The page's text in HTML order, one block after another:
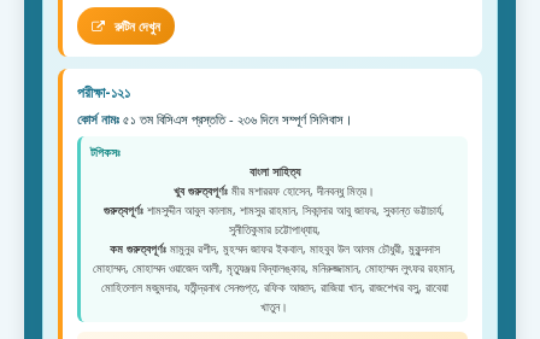
রুটিন দেখুন
পরীক্ষা-১২১
কোর্স নামঃ ৫১ তম বিসিএস প্রস্ততি - ২৩৬ দিনে সম্পূর্ণ সিলিবাস।
টপিকসঃ
বাংলা সাহিত্য
খুব গুরুত্বপূর্ণঃ মীর মশাররফ হোসেন, দীনবন্ধু মিত্র।
গুরুত্বপূর্ণঃ শামসুদ্দীন আবুল কালাম, শামসুর রাহমান, সিকান্দার আবু জাফর, সুকান্ত ভট্টাচার্য,
সুনীতিকুমার চট্টোপাধ্যায়,
কম গুরুত্বপূর্ণঃমামুনুর রশীদ, মুহম্মদ জাফর ইকবাল, মাহবুব উল আলম চৌধুরী, মুকুন্দদাস
মোহাম্মদ, মোহাম্মদ ওয়াজেদ আলী, মৃত্যুঞ্জয় বিদ্যালঙ্কার, মনিরুজ্জামান, মোহাম্মদ লুৎফর রহমান,
মোহিতলাল মজুমদার, যতীন্দ্রনাথ সেনগুপ্ত, রফিক আজাদ, রাজিয়া খান, রাজশেখর বসু, রাবেয়া
খাতুন।